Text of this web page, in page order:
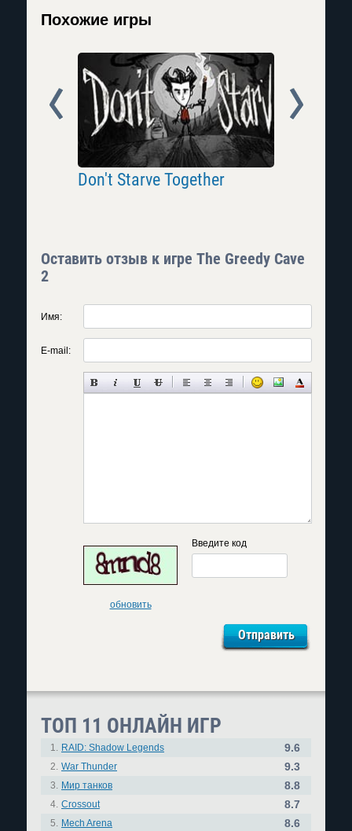
Похожие игры
Don't Starve Together
Оставить отзыв к игре The Greedy Cave
2
Имя:
E-mail:
обновить
Введите код
ТОП 11 ОНЛАЙН ИГР
1. RAID: Shadow Legends 9.6
2. War Thunder 9.3
3. Мир танков 8.8
4. Crossout 8.7
5. Mech Arena 8.6